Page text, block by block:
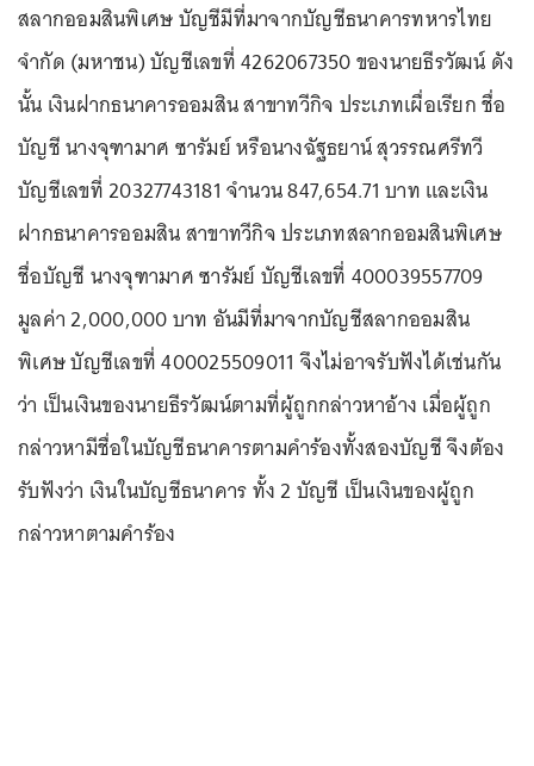
สลากออมสินพิเศษ บัญชีมีที่มาจากบัญชีธนาคารทหารไทย
จำกัด (มหาชน) บัญชีเลขที่ 4262067350 ของนายธีรวัฒน์ ดัง
นั้น เงินฝากธนาคารออมสิน สาขาทวีกิจ ประเภทเผื่อเรียก ชื่อ
บัญชี นางจุฑามาศ ซารัมย์ หรือนางฉัฐธยาน์ สุวรรณศรีทวี
บัญชีเลขที่ 20327743181 จำนวน 847,654.71 บาท และเงิน
ฝากธนาคารออมสิน สาขาทวีกิจ ประเภทสลากออมสินพิเศษ
ชื่อบัญชี นางจุฑามาศ ซารัมย์ บัญชีเลขที่ 400039557709
มูลค่า 2,000,000 บาท อันมีที่มาจากบัญชีสลากออมสิน
พิเศษ บัญชีเลขที่ 400025509011 จึงไม่อาจรับฟังได้เช่นกัน
ว่า เป็นเงินของนายธีรวัฒน์ตามที่ผู้ถูกกล่าวหาอ้าง เมื่อผู้ถูก
กล่าวหามีชื่อในบัญชีธนาคารตามคำร้องทั้งสองบัญชี จึงต้อง
รับฟังว่า เงินในบัญชีธนาคาร ทั้ง 2 บัญชี เป็นเงินของผู้ถูก
กล่าวหาตามคำร้อง